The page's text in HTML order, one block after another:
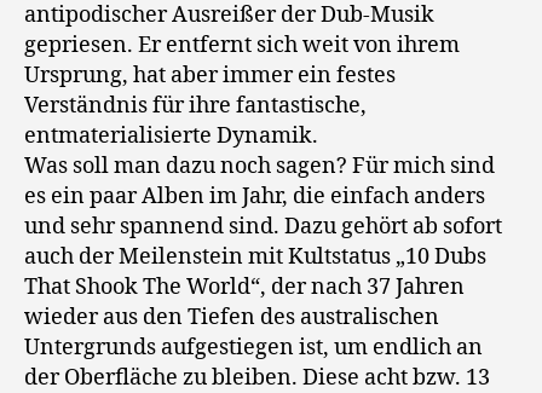
antipodischer Ausreißer der Dub-Musik
gepriesen. Er entfernt sich weit von ihrem
Ursprung, hat aber immer ein festes
Verständnis für ihre fantastische,
entmaterialisierte Dynamik.
Was soll man dazu noch sagen? Für mich sind
es ein paar Alben im Jahr, die einfach anders
und sehr spannend sind. Dazu gehört ab sofort
auch der Meilenstein mit Kultstatus „10 Dubs
That Shook The World“, der nach 37 Jahren
wieder aus den Tiefen des australischen
Untergrunds aufgestiegen ist, um endlich an
der Oberfläche zu bleiben. Diese acht bzw. 13